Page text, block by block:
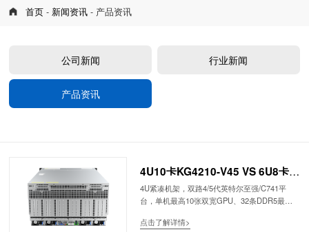
首页 - 新闻资讯- 产品资讯
公司新闻 行业新闻
产品资讯
4U10卡KG4210-V45 VS 6U8卡
KG6208-A94AI服务器对比
4U紧凑机架，双路4/5代英特尔至强/C741平
台，单机最高10张双宽GPU、32条DDR5最大
群、多任务混合算力、存量x86生态、中小型分
点击了解详情>